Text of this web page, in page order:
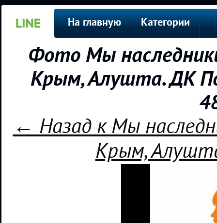
На главную Категории
Фото Мы
Крым, Алушта. ДК
← Назад к Мы
Крым,